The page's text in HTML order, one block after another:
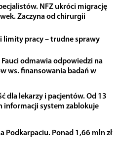
NFZ ukróci migrację
Zaczyna od chirurgii
limity pracy – trudne sprawy
odmawia odpowiedzi na
ws. finansowania badań w
dla lekarzy i pacjentów. Od 13
informacji system zablokuje
Podkarpaciu. Ponad 1,66 mln zł